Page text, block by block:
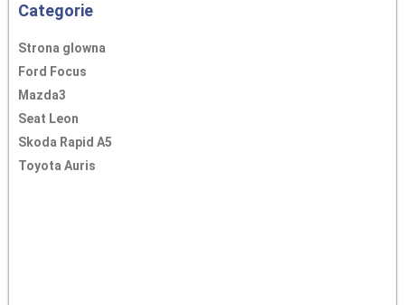
Categorie
Strona glowna
Ford Focus
Mazda3
Seat Leon
Skoda Rapid A5
Toyota Auris